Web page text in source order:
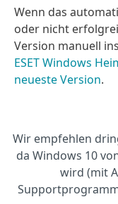
Wenn das
oder nicht
Version manuell
ESET Windows
neueste Version.
Wir empfehlen
da Windows 10
wird (mit